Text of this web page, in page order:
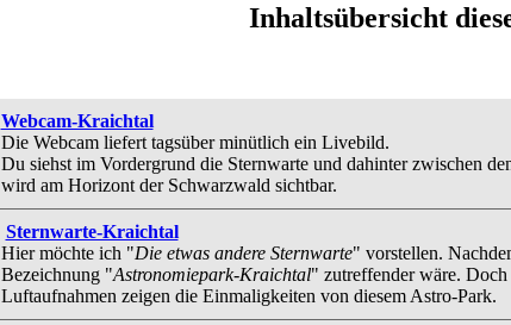
Inhaltsübersicht
Webcam-Kraichtal
Die Webcam liefert tagsüber minütlich ein Livebild.
Du siehst im Vordergrund die Sternwarte und dahinter zwischen
wird am Horizont der Schwarzwald sichtbar.
Sternwarte-Kraichtal
Hier möchte ich "Die etwas andere Sternwarte" vorstellen.
Bezeichnung "Astronomiepark-Kraichtal" zutreffender wäre.
Luftaufnahmen zeigen die Einmaligkeiten von diesem Astro-Park.